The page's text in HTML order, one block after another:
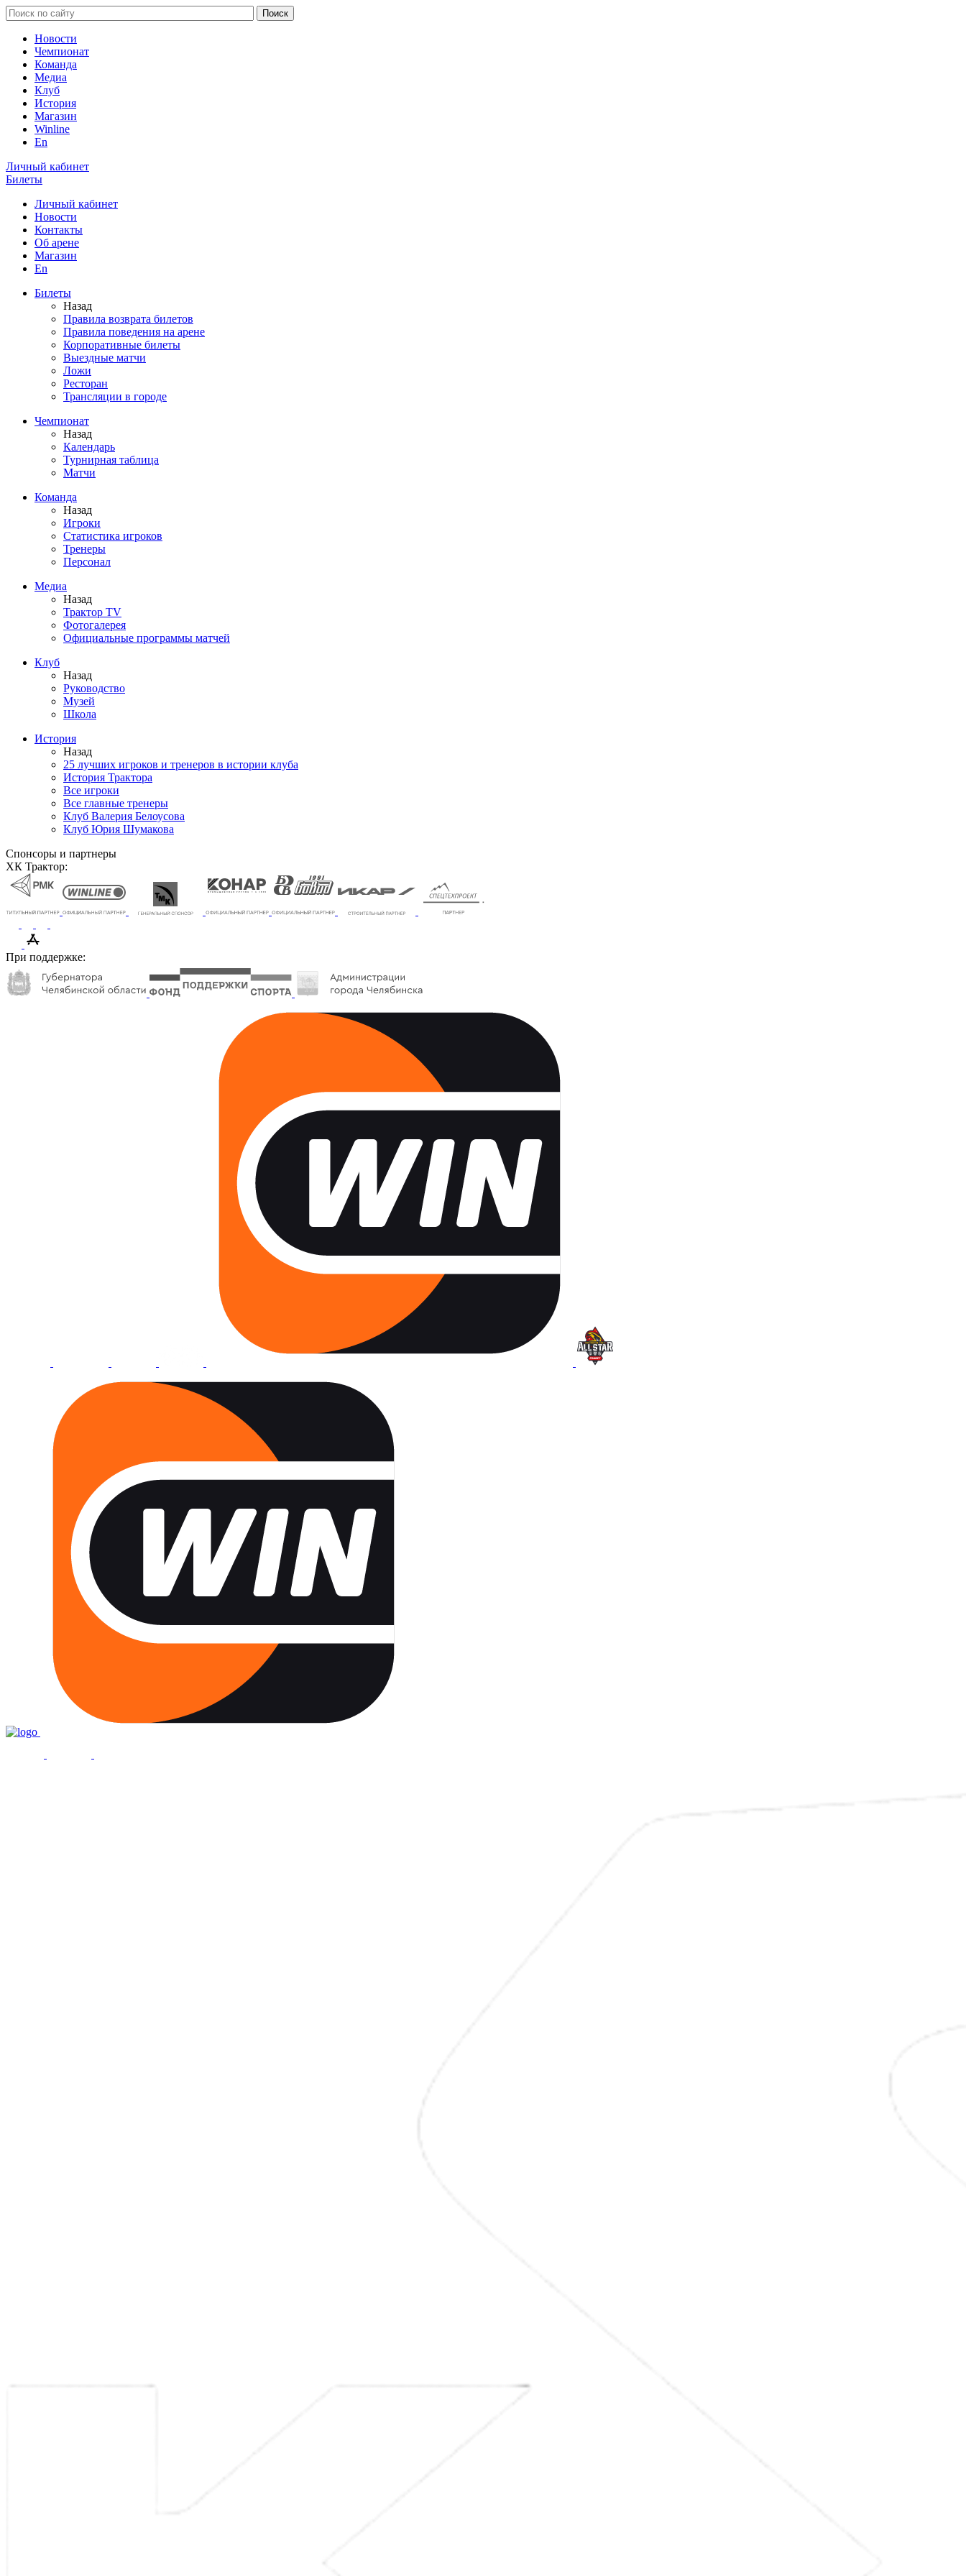
Новости
Чемпионат
Команда
Медиа
Клуб
История
Магазин
Winline
En
Личный кабинет
Билеты
Личный кабинет
Новости
Контакты
Об арене
Магазин
En
Билеты
Назад
Правила возврата билетов
Правила поведения на арене
Корпоративные билеты
Выездные матчи
Ложи
Ресторан
Трансляции в городе
Чемпионат
Назад
Календарь
Турнирная таблица
Матчи
Команда
Назад
Игроки
Статистика игроков
Тренеры
Персонал
Медиа
Назад
Трактор TV
Фотогалерея
Официальные программы матчей
Клуб
Назад
Руководство
Музей
Школа
История
Назад
25 лучших игроков и тренеров в истории клуба
История Трактора
Все игроки
Все главные тренеры
Клуб Валерия Белоусова
Клуб Юрия Шумакова
Спонсоры и партнеры
ХК Трактор:
При поддержке: